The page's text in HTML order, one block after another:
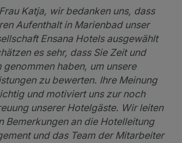
Katja, wir bedanken uns, dass
Aufenthalt in Marienbad unser
Ensana Hotels ausgewählt
es sehr, dass Sie Zeit und
genommen haben, um unsere
zu bewerten. Ihre Meinung
und motiviert uns zur noch
unserer Hotelgäste. Wir leiten
Bemerkungen an die Hotelleitung
und das Team der Mitarbeiter